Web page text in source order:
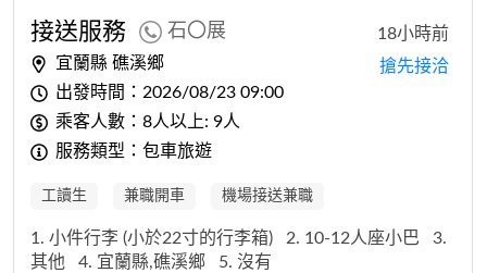
接送服務 石〇展
宜蘭縣 礁溪鄉
出發時間：2026/08/23 09:00
乘客人數：8人以上: 9人
服務類型：包車旅遊
18小時前
搶先接洽
工讀生 兼職開車 機場接送兼職
1. 小件行李 (小於22寸的行李箱) 2. 10-12人座小巴
3.
其他
4. 宜蘭縣,礁溪鄉
5. 沒有